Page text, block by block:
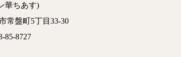
華ちあす)
常盤町5丁目33-30
85-8727